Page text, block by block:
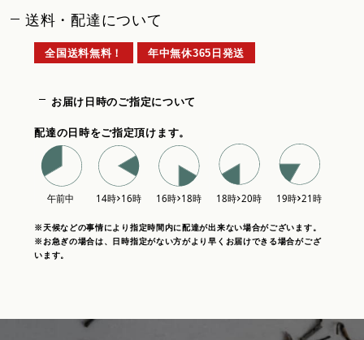
送料・配達について
全国送料無料！ 年中無休365日発送
お届け日時のご指定について
配達の日時をご指定頂けます。
※天候などの事情により指定時間内に配達が出来ない場合がございます。
※お急ぎの場合は、日時指定がない方がより早くお届けできる場合がござ
います。